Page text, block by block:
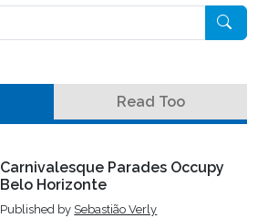
Read Too
Carnivalesque Parades Occupy
Belo Horizonte
Published by Sebastião Verly